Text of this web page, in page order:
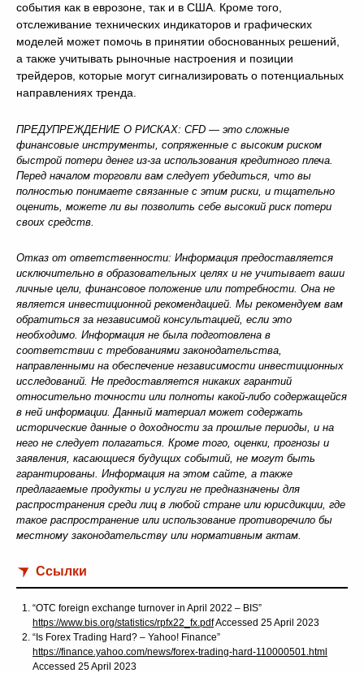
события как в еврозоне, так и в США. Кроме того,
отслеживание технических индикаторов и графических
моделей может помочь в принятии обоснованных решений,
а также учитывать рыночные настроения и позиции
трейдеров, которые могут сигнализировать о потенциальных
направлениях тренда.
ПРЕДУПРЕЖДЕНИЕ О РИСКАХ: CFD — это сложные
финансовые инструменты, сопряженные с высоким риском
быстрой потери денег из-за использования кредитного плеча.
Перед началом торговли вам следует убедиться, что вы
полностью понимаете связанные с этим риски, и тщательно
оценить, можете ли вы позволить себе высокий риск потери
своих средств.
Отказ от ответственности: Информация предоставляется
исключительно в образовательных целях и не учитывает ваши
личные цели, финансовое положение или потребности. Она не
является инвестиционной рекомендацией. Мы рекомендуем вам
обратиться за независимой консультацией, если это
необходимо. Информация не была подготовлена в
соответствии с требованиями законодательства,
направленными на обеспечение независимости инвестиционных
исследований. Не предоставляется никаких гарантий
относительно точности или полноты какой-либо содержащейся
в ней информации. Данный материал может содержать
исторические данные о доходности за прошлые периоды, и на
него не следует полагаться. Кроме того, оценки, прогнозы и
заявления, касающиеся будущих событий, не могут быть
гарантированы. Информация на этом сайте, а также
предлагаемые продукты и услуги не предназначены для
распространения среди лиц в любой стране или юрисдикции, где
такое распространение или использование противоречило бы
местному законодательству или нормативным актам.
Ссылки
“OTC foreign exchange turnover in April 2022 – BIS”
https://www.bis.org/statistics/rpfx22_fx.pdfAccessed 25 April 2023
“Is Forex Trading Hard? – Yahoo! Finance”
https://finance.yahoo.com/news/forex-trading-hard-110000501.html
Accessed 25 April 2023